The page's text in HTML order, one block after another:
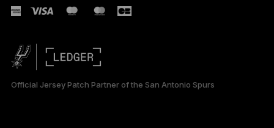
ESPAÑOL
简体中文
Official Jersey Patch Partner of the San Antonio Spurs